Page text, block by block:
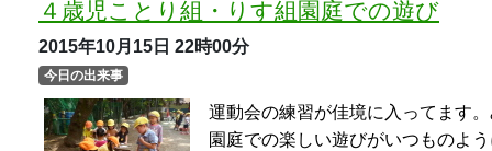
ゃんと車庫に入っていました。
林試の森公園の遠足（３歳児わかば組
親子）
2015年10月7日22時00分